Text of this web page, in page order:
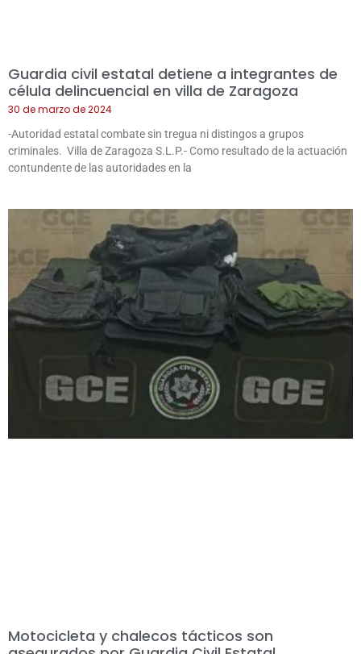
Guardia civil estatal detiene a integrantes de
célula delincuencial en villa de Zaragoza
30 de marzo de 2024
-Autoridad estatal combate sin tregua ni distingos a grupos
criminales. Villa de Zaragoza S.L.P.- Como resultado de la actuación
contundente de las autoridades en la
Motocicleta y chalecos tácticos son